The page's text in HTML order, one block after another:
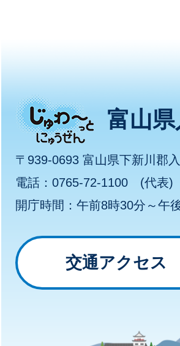
じ
ゅ
わ
～
っ
と
富山
〒939-0693 富山県下新川郡
電話：0765-72-1100 (代表)
開庁時間：午前8時30分～午
交通アクセス